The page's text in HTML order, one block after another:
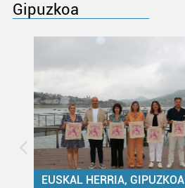
Gipuzkoa
EUSKAL HERRIA, GIPUZKOA